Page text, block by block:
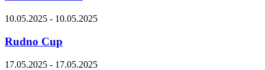
10.05.2025 - 10.05.2025
Rudno Cup
17.05.2025 - 17.05.2025